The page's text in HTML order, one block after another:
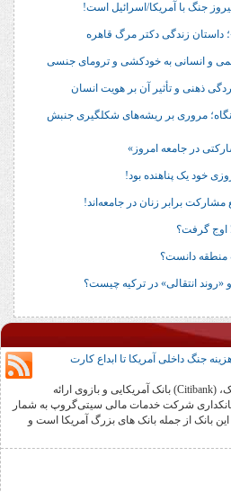
زندگی دکتر مرگ قاهره
و انسانی به خودکشی و ترومای جنسی
ذهنی و تأثیر آن بر هویت انسان
کتاب «شوق یک خیز بلند» در یک نگاه؛ مروری بر ریشه‌های شکل‎گیری جنبش
در جامعه امروز»
خود یک پناهنده بود!
برابر زنان در جامعه‌اند!
اوج گرفت؟
منطقه دانست؟
«روند انتقالی» در ترکیه چیست؟
هزینه جنگ داخلی آمریکا تا ابداع کارت
سیتی‌بانک، (Citibank) بانک آمریکایی و بازوی ارائه
شرکت خدمات مالی سیتی‌گروپ به شمار
بانک از جمله بانک های بزرگ آمریکا است و